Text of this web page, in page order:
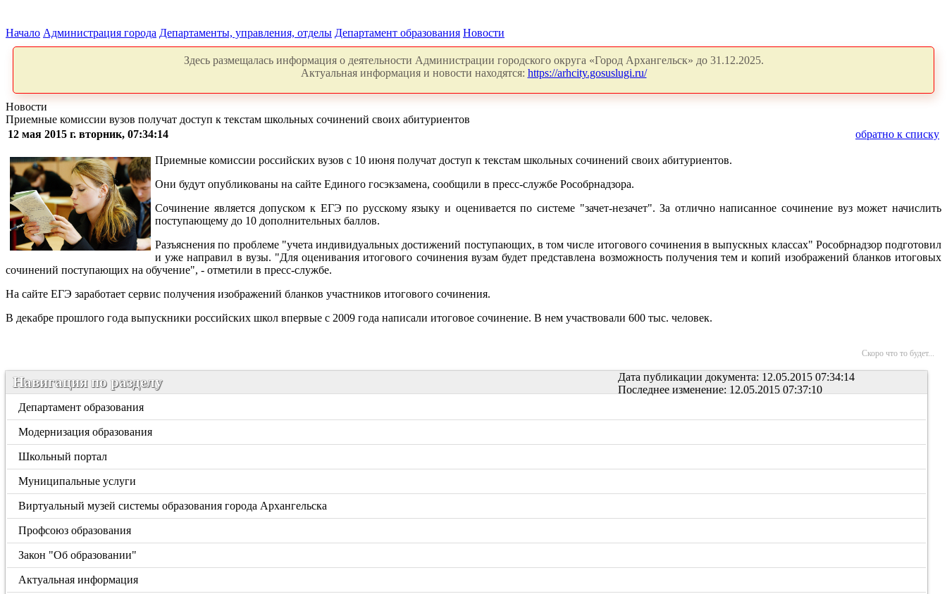
Начало Администрация города Департаменты, управления, отделы Департамент образования Новости
Здесь размещалась информация о деятельности Администрации городского округа «Город Архангельск» до 31.12.2025.
Актуальная информация и новости находятся: https://arhcity.gosuslugi.ru/
Новости
Приемные комиссии вузов получат доступ к текстам школьных сочинений своих абитуриентов
12 мая 2015 г. вторник, 07:34:14
обратно к списку
Приемные комиссии российских вузов с 10 июня получат доступ к текстам школьных сочинений своих абитуриентов.
Они будут опубликованы на сайте Единого госэкзамена, сообщили в пресс-службе Рособрнадзора.
Сочинение является допуском к ЕГЭ по русскому языку и оценивается по системе "зачет-незачет". За отлично написанное сочинение вуз может начислить
поступающему до 10 дополнительных баллов.
Разъяснения по проблеме "учета индивидуальных достижений поступающих, в том числе итогового сочинения в выпускных классах" Рособрнадзор подготовил
и уже направил в вузы. "Для оценивания итогового сочинения вузам будет представлена возможность получения тем и копий изображений бланков итоговых
сочинений поступающих на обучение", - отметили в пресс-службе.
На сайте ЕГЭ заработает сервис получения изображений бланков участников итогового сочинения.
В декабре прошлого года выпускники российских школ впервые с 2009 года написали итоговое сочинение. В нем участвовали 600 тыс. человек.
Скоро что то будет...
Дата публикации документа: 12.05.2015 07:34:14
Последнее изменение: 12.05.2015 07:37:10
Навигация по разделу
Департамент образования
Модернизация образования
Школьный портал
Муниципальные услуги
Виртуальный музей системы образования города Архангельска
Профсоюз образования
Закон "Об образовании"
Актуальная информация